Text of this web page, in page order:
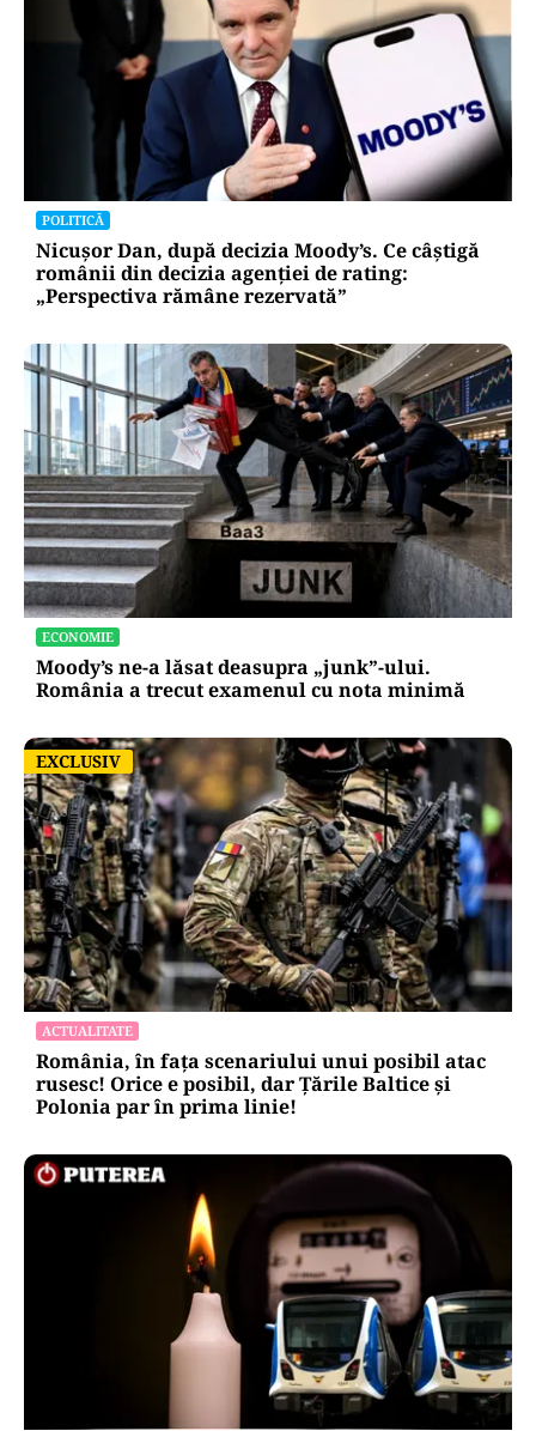
POLITICĂ
Nicușor Dan, după decizia Moody’s. Ce câștigă
românii din decizia agenției de rating:
„Perspectiva rămâne rezervată”
ECONOMIE
Moody’s ne-a lăsat deasupra „junk”-ului.
România a trecut examenul cu nota minimă
EXCLUSIV
EXCLUSIV
ACTUALITATE
România, în fața scenariului unui posibil atac
rusesc! Orice e posibil, dar Țările Baltice și
Polonia par în prima linie!